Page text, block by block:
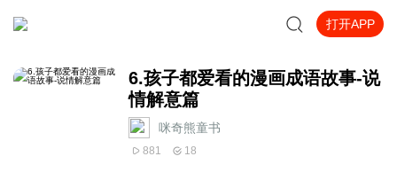
打开APP
6.孩子都爱看的漫画成语故事-说
情解意篇
咪奇熊童书
881 18